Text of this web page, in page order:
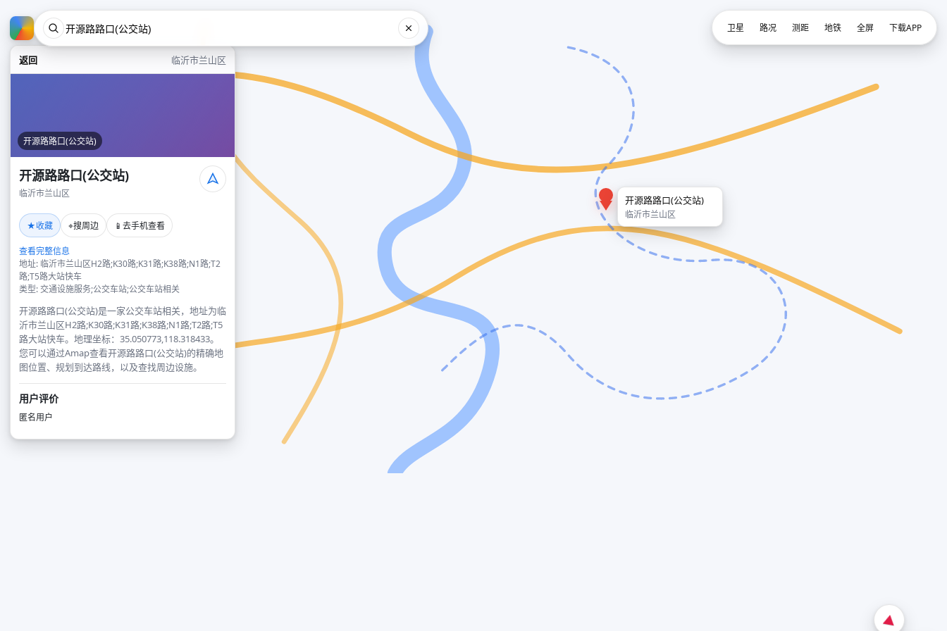
返回 临沂市兰山区
开源路路口(公交站)
开源路路口(公交站)
临沂市兰山区
★收藏 ⌖搜周边 📱 去手机查看
查看完整信息
地址: 临沂市兰山区H2路;K30路;K31路;K38路;N1路;T2
路;T5路大站快车
类型: 交通设施服务;公交车站;公交车站相关
开源路路口(公交站)是一家公交车站相关，地址为临
沂市兰山区H2路;K30路;K31路;K38路;N1路;T2路;T5
路大站快车。地理坐标：35.050773,118.318433。
您可以通过Amap查看开源路路口(公交站)的精确地
图位置、规划到达路线，以及查找周边设施。
用户评价
匿名用户
开源路路口(公交站)
临沂市兰山区
卫星 路况 测距 地铁 全屏 下载APP